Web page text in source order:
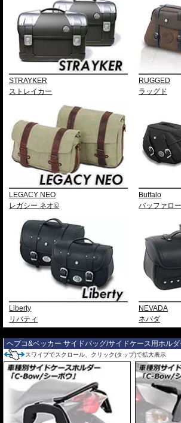
STRAYKER
ストレイカー
RUGGED
ラッグド
LEGACY NEO
レガシー ネオ©
Buffalo
バッファロー
Liberty
リバティ
NEVADA
ネバダ
ヘプコ&ベッカー サイドバッグ/サイドケース用ホルダ
スワイプでスクロール、クリック(タップ)で拡大表示